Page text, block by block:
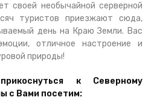
своей необычайной серверной
туристов приезжают сюда,
день на Краю Земли. Вас
отличное настроение и
природы!
к Северному
с Вами посетим: